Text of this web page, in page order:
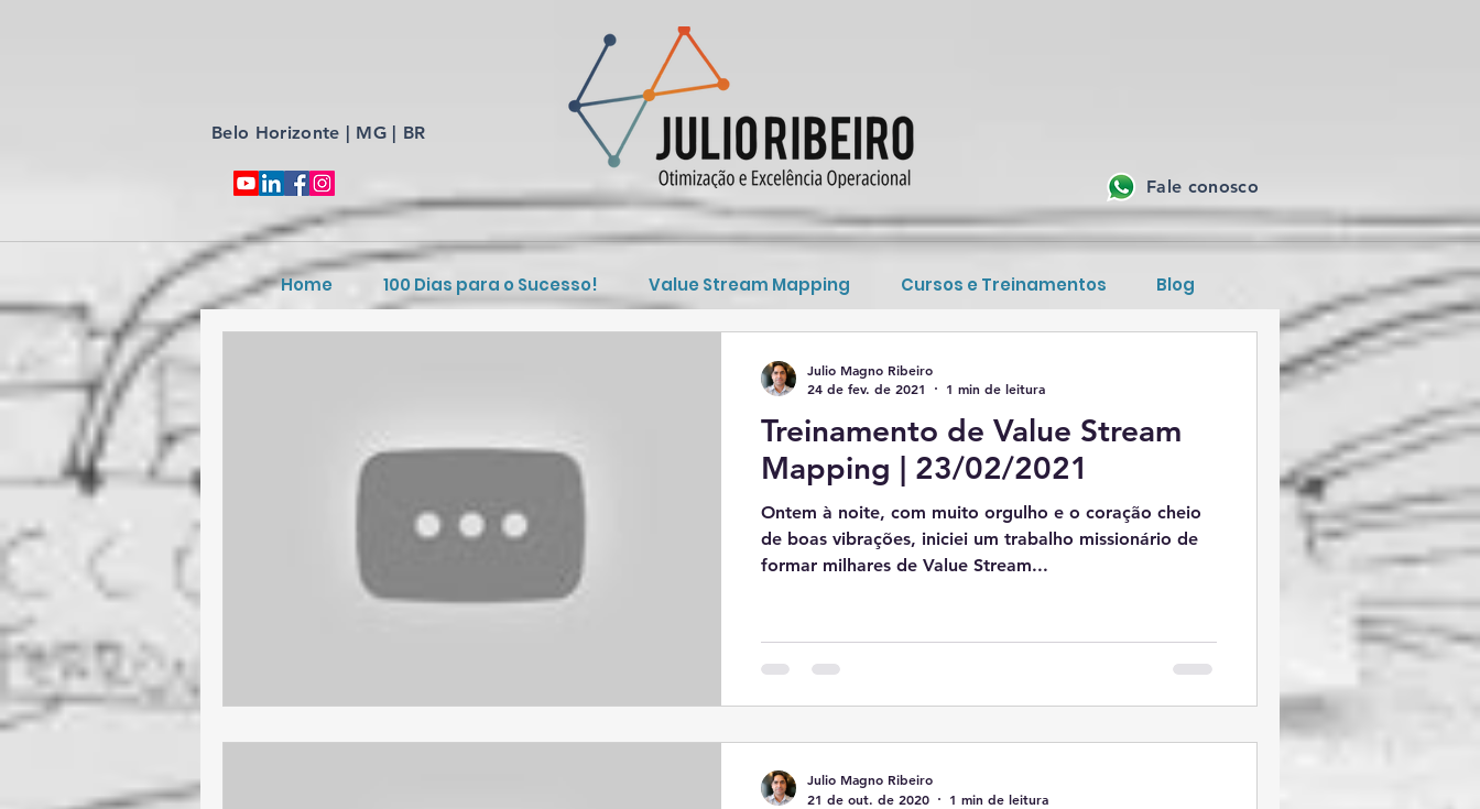
Belo Horizonte | MG | BR
Fale conosco
Home 100 Dias para o Sucesso! Value Stream Mapping Cursos e Treinamentos Blog
Treinamento de Value Stream
Mapping | 23/02/2021
Ontem à noite, com muito orgulho e o coração cheio
de boas vibrações, iniciei um trabalho missionário de
formar milhares de Value Stream...
Julio Magno Ribeiro
24 de fev. de 2021
1 min de leitura
Julio Magno Ribeiro
21 de out. de 2020
1 min de leitura